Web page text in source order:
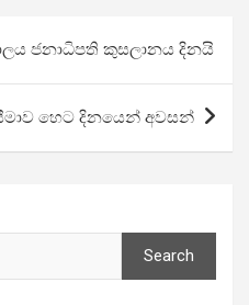
ජනාධිපති කුසලානය දිනයි
හෙට දිනයෙන් අවසන්
Search